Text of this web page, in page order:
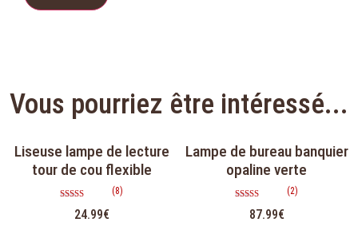
Vous pourriez être intéressé...
Liseuse lampe de lecture
tour de cou flexible
5.00
(8)
24.99€
Lampe de bureau banquier
opaline verte
5.00
(2)
87.99€